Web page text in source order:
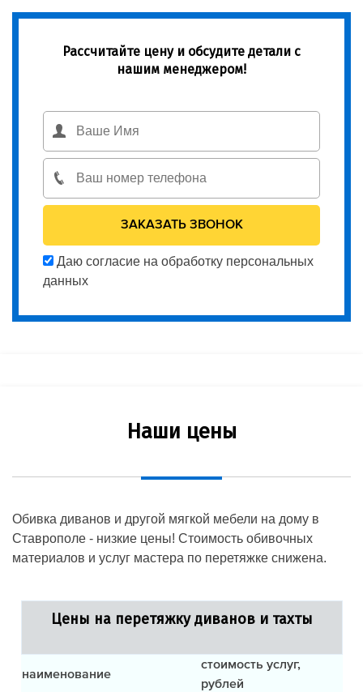
Рассчитайте цену и обсудите детали с
нашим менеджером!
Даю согласие на обработку персональных
данных
Наши цены
Обивка диванов и другой мягкой мебели на дому в
Ставрополе - низкие цены! Стоимость обивочных
материалов и услуг мастера по перетяжке снижена.
Цены на перетяжку диванов и тахты
наименование
стоимость услуг,
рублей